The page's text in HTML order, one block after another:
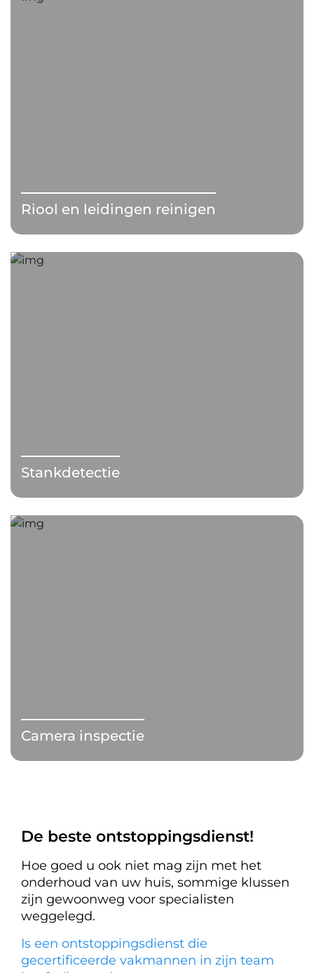
Riool en leidingen reinigen
Stankdetectie
Camera inspectie
De beste ontstoppingsdienst!
Hoe goed u ook niet mag zijn met het
onderhoud van uw huis, sommige klussen
zijn gewoonweg voor specialisten
weggelegd.
Is een ontstoppingsdienst die
gecertificeerde vakmannen in zijn team